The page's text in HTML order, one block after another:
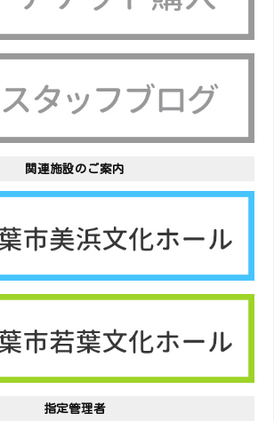
関連施設のご案内
指定管理者